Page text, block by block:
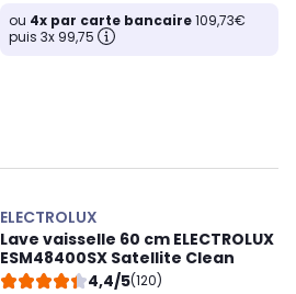
ou 4x par carte bancaire109,73€
puis 3x 99,75
ELECTROLUX
Lave vaisselle 60 cm ELECTROLUX
ESM48400SX Satellite Clean
4,4/5(120)